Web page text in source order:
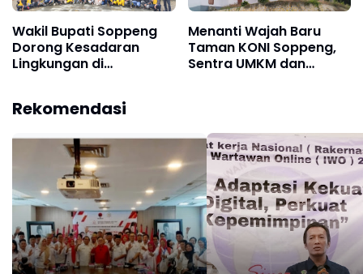
Wakil Bupati Soppeng
Dorong Kesadaran
Lingkungan di
Menanti Wajah Baru
Taman KONI Soppeng,
Sentra UMKM dan
Rekomendasi